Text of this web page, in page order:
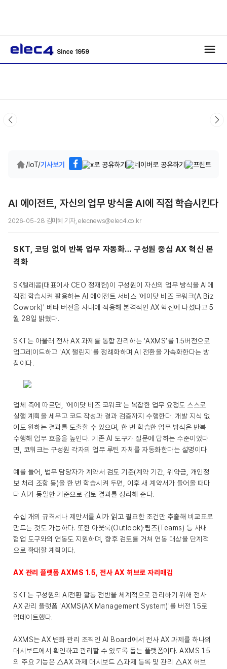
Since 1959
/IoT/기사보기
AI 에이전트, 자신의 업무 방식을 AI에 직접 학습시킨다
2026-05-28 김미혜 기자, elecnews@elec4.co.kr
SKT, 코딩 없이 반복 업무 자동화… 구성원 중심 AX 혁신 본
격화
SK텔레콤(대표이사 CEO 정재헌)이 구성원이 자신의 업무 방식을 AI에
직접 학습시켜 활용하는 AI 에이전트 서비스 '에이닷 비즈 코워크(A.Biz
Cowork)' 베타 버전을 사내에 적용해 본격적인 AX 혁신에 나섰다고 5
월 28일 밝혔다.
SKT는 아울러 전사 AX 과제를 통합 관리하는 ‘AXMS’를 1.5버전으로
업그레이드하고 'AX 챌린지'를 정례화하며 AI 전환을 가속화한다는 방
침이다.
업체 측에 따르면, '에이닷 비즈 코워크'는 복잡한 업무 요청도 스스로
실행 계획을 세우고 코드 작성과 결과 검증까지 수행한다. 개발 지식 없
이도 원하는 결과를 도출할 수 있으며, 한 번 학습한 업무 방식은 반복
수행해 업무 효율을 높인다. 기존 AI 도구가 질문에 답하는 수준이었다
면, 코워크는 구성원 각자의 업무 루틴 자체를 자동화한다는 설명이다.
예를 들어, 법무 담당자가 계약서 검토 기준(계약 기간, 위약금, 개인정
보 처리 조항 등)을 한 번 학습시켜 두면, 이후 새 계약서가 들어올 때마
다 AI가 동일한 기준으로 검토 결과를 정리해 준다.
수십 개의 규격서나 제안서를 AI가 읽고 필요한 조건만 추출해 비교표로
만드는 것도 가능하다. 또한 아웃룩(Outlook)·팀즈(Teams) 등 사내
협업 도구와의 연동도 지원하며, 향후 검토를 거쳐 연동 대상을 단계적
으로 확대할 계획이다.
AX 관리 플랫폼 AXMS 1.5, 전사 AX 허브로 자리매김
SKT는 구성원의 AI전환 활동 전반을 체계적으로 관리하기 위해 전사
AX 관리 플랫폼 'AXMS(AX Management System)'를 버전 1.5로
업데이트했다.
AXMS는 AX 변화 관리 조직인 AI Board에서 전사 AX 과제를 하나의
대시보드에서 확인하고 관리할 수 있도록 돕는 플랫폼이다. AXMS 1.5
의 주요 기능은 △AX 과제 대시보드 △과제 등록 및 관리 △AX 허브